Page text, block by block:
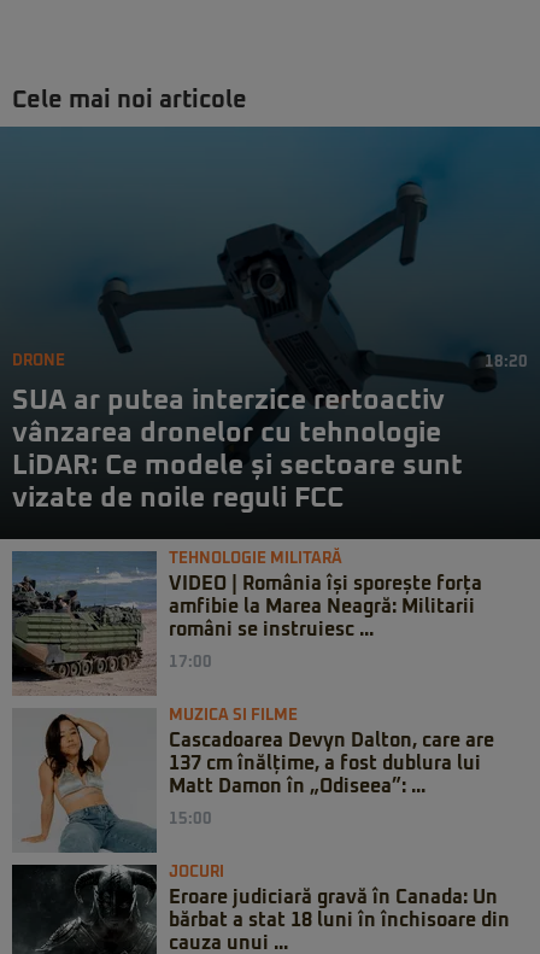
Cele mai noi articole
DRONE 18:20
SUA ar putea interzice rertoactiv
vânzarea dronelor cu tehnologie
LiDAR: Ce modele și sectoare sunt
vizate de noile reguli FCC
TEHNOLOGIE MILITARĂ
VIDEO | România își sporește forța
amfibie la Marea Neagră: Militarii
români se instruiesc ...
17:00
MUZICA SI FILME
Cascadoarea Devyn Dalton, care are
137 cm înălțime, a fost dublura lui
Matt Damon în „Odiseea”: ...
15:00
JOCURI
Eroare judiciară gravă în Canada: Un
bărbat a stat 18 luni în închisoare din
cauza unui ...